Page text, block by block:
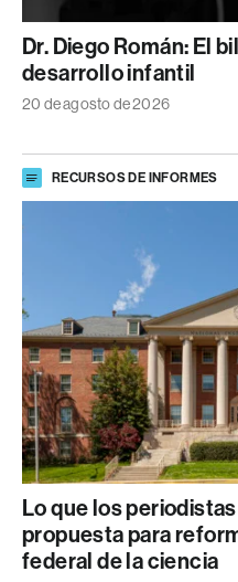
Dr. Diego Román: El
desarrollo infantil
20 de agosto de 2026
RECURSOS DE INFORMES
Lo que los
propuesta para
federal de la ciencia